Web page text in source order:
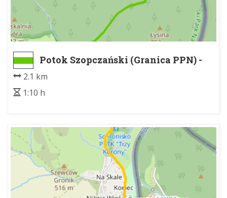
Potok Szopczański (Granica PPN) -
Polana Kosarzyska
2.1 km
1:10 h